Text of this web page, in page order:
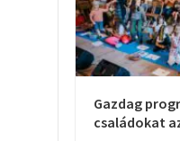
Gazdag
családokat